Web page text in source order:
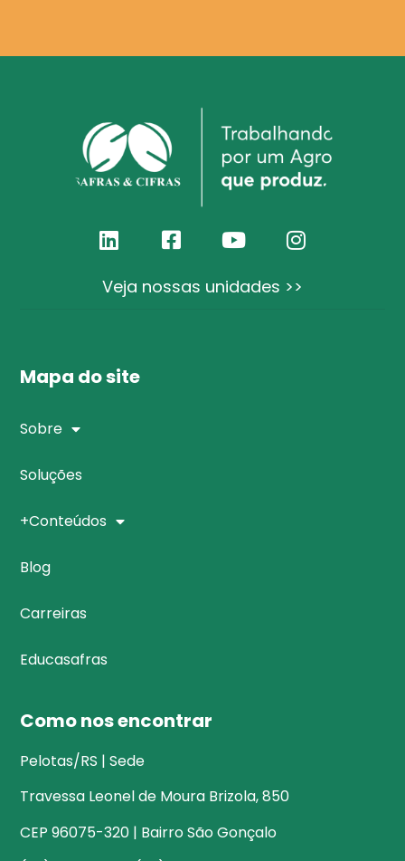
Veja nossas unidades >>
Mapa do site
Sobre
Soluções
+Conteúdos
Blog
Carreiras
Educasafras
Como nos encontrar
Pelotas/RS | Sede
Travessa Leonel de Moura Brizola, 850
CEP 96075-320 | Bairro São Gonçalo